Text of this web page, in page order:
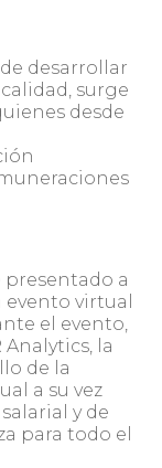
desarrollar
surge
desde
presentado a
evento virtual
el evento,
la
de la
a su vez
y de
para todo el